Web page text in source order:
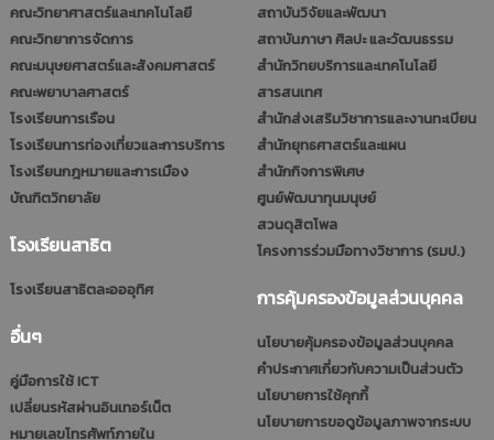
คณะวิทยาศาสตร์และเทคโนโลยี
คณะวิทยาการจัดการ
คณะมนุษยศาสตร์และสังคมศาสตร์
คณะพยาบาลศาสตร์
โรงเรียนการเรือน
โรงเรียนการท่องเที่ยวและการบริการ
โรงเรียนกฎหมายและการเมือง
บัณฑิตวิทยาลัย
โรงเรียนสาธิต
โรงเรียนสาธิตละอออุทิศ
อื่นๆ
คู่มือการใช้ ICT
เปลี่ยนรหัสผ่านอินเทอร์เน็ต
หมายเลขโทรศัพท์ภายใน
สถาบันวิจัยและพัฒนา
สถาบันภาษา ศิลปะ และวัฒนธรรม
สำนักวิทยบริการและเทคโนโลยี
สารสนเทศ
สำนักส่งเสริมวิชาการและงานทะเบียน
สำนักยุทธศาสตร์และแผน
สำนักกิจการพิเศษ
ศูนย์พัฒนาทุนมนุษย์
สวนดุสิตโพล
โครงการร่วมมือทางวิชาการ (รมป.)
การคุ้มครองข้อมูลส่วนบุคคล
นโยบายคุ้มครองข้อมูลส่วนบุคคล
คำประกาศเกี่ยวกับความเป็นส่วนตัว
นโยบายการใช้คุกกี้
นโยบายการขอดูข้อมูลภาพจากระบบ